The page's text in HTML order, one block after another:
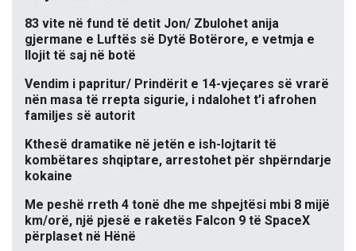
83 vite në fund të detit Jon/ Zbulohet anija
gjermane e Luftës së Dytë Botërore, e vetmja e
llojit të saj në botë
Vendim i papritur/ Prindërit e 14-vjeçares së vrarë
nën masa të rrepta sigurie, i ndalohet t’i afrohen
familjes së autorit
Kthesë dramatike në jetën e ish-lojtarit të
kombëtares shqiptare, arrestohet për shpërndarje
kokaine
Me peshë rreth 4 tonë dhe me shpejtësi mbi 8 mijë
km/orë, një pjesë e raketës Falcon 9 të SpaceX
përplaset në Hënë